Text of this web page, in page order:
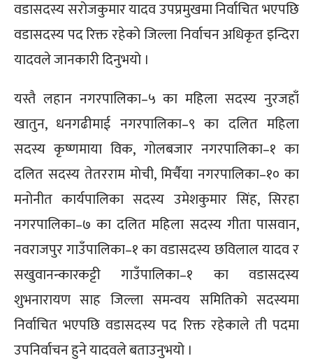
वडासदस्य सरोजकुमार यादव उपप्रमुखमा निर्वाचित भएपछि
वडासदस्य पद रिक्त रहेको जिल्ला निर्वाचन अधिकृत इन्दिरा
यादवले जानकारी दिनुभयो ।
यस्तै लहान नगरपालिका–५ का महिला सदस्य नुरजहाँ
खातुन, धनगढीमाई नगरपालिका–९ का दलित महिला
सदस्य कृष्णमाया विक, गोलबजार नगरपालिका–१ का
दलित सदस्य तेतरराम मोची, मिर्चैया नगरपालिका–१० का
मनोनीत कार्यपालिका सदस्य उमेशकुमार सिंह, सिरहा
नगरपालिका–७ का दलित महिला सदस्य गीता पासवान,
नवराजपुर गाउँपालिका–१ का वडासदस्य छविलाल यादव र
सखुवानन्कारकट्टी गाउँपालिका–१ का वडासदस्य
शुभनारायण साह जिल्ला समन्वय समितिको सदस्यमा
निर्वाचित भएपछि वडासदस्य पद रिक्त रहेकाले ती पदमा
उपनिर्वाचन हुने यादवले बताउनुभयो ।